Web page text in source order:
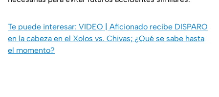
Te puede interesar: VIDEO | Aficionado recibe DISPARO
en la cabeza en el Xolos vs. Chivas; ¿Qué se sabe hasta
el momento?